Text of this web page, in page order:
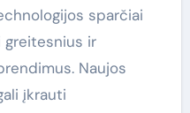
sparčiai
ir
Naujos
įkrauti